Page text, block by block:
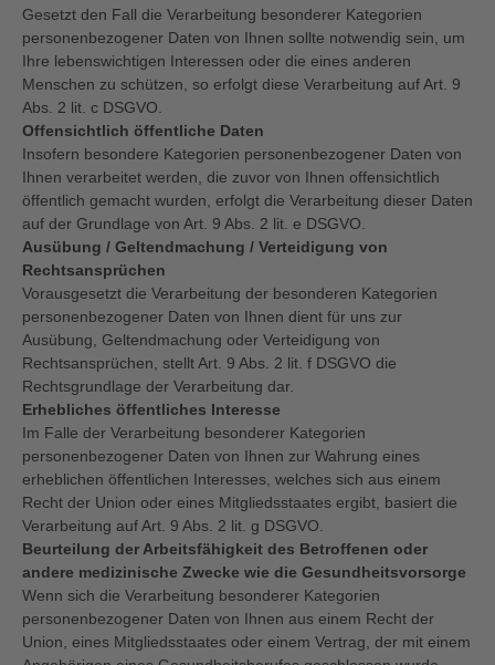
Gesetzt den Fall die Verarbeitung besonderer Kategorien
personenbezogener Daten von Ihnen sollte notwendig sein, um
Ihre lebenswichtigen Interessen oder die eines anderen
Menschen zu schützen, so erfolgt diese Verarbeitung auf Art. 9
Abs. 2 lit. c DSGVO.
Offensichtlich öffentliche Daten
Insofern besondere Kategorien personenbezogener Daten von
Ihnen verarbeitet werden, die zuvor von Ihnen offensichtlich
öffentlich gemacht wurden, erfolgt die Verarbeitung dieser Daten
auf der Grundlage von Art. 9 Abs. 2 lit. e DSGVO.
Ausübung / Geltendmachung / Verteidigung von
Rechtsansprüchen
Vorausgesetzt die Verarbeitung der besonderen Kategorien
personenbezogener Daten von Ihnen dient für uns zur
Ausübung, Geltendmachung oder Verteidigung von
Rechtsansprüchen, stellt Art. 9 Abs. 2 lit. f DSGVO die
Rechtsgrundlage der Verarbeitung dar.
Erhebliches öffentliches Interesse
Im Falle der Verarbeitung besonderer Kategorien
personenbezogener Daten von Ihnen zur Wahrung eines
erheblichen öffentlichen Interesses, welches sich aus einem
Recht der Union oder eines Mitgliedsstaates ergibt, basiert die
Verarbeitung auf Art. 9 Abs. 2 lit. g DSGVO.
Beurteilung der Arbeitsfähigkeit des Betroffenen oder
andere medizinische Zwecke wie die Gesundheitsvorsorge
Wenn sich die Verarbeitung besonderer Kategorien
personenbezogener Daten von Ihnen aus einem Recht der
Union, eines Mitgliedsstaates oder einem Vertrag, der mit einem